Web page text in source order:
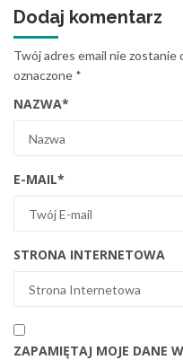
Dodaj komentarz
Twój adres email nie zostanie
oznaczone *
NAZWA*
E-MAIL*
STRONA INTERNETOWA
ZAPAMIĘTAJ MOJE DANE